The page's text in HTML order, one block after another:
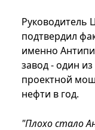
Руководитель
подтвердил
именно
завод - один
проектной
нефти в год.
"Плохо стало